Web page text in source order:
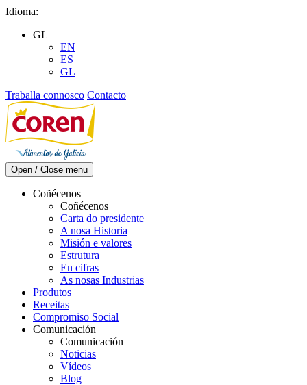
Skip
content
Idioma:
GL
EN
ES
GL
Traballa connosco Contacto
Open / Close menu
Coñécenos
Coñécenos
Carta do presidente
A nosa Historia
Misión e valores
Estrutura
En cifras
As nosas Industrias
Produtos
Receitas
Compromiso Social
Comunicación
Comunicación
Noticias
Vídeos
Blog